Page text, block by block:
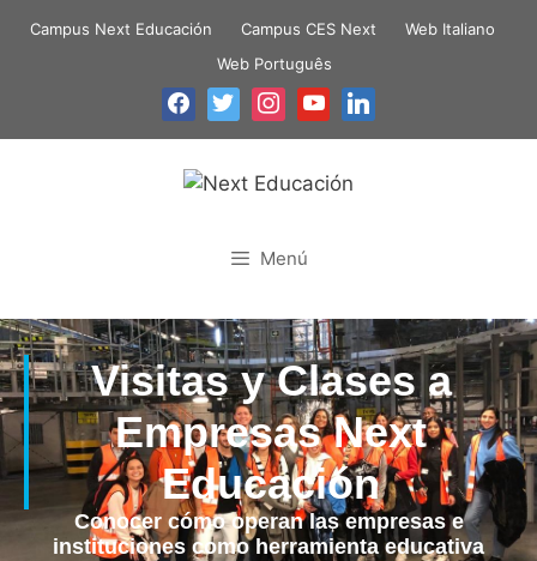
Campus Next Educación Campus CES Next
Web Italiano
Web Português
Menú
Visitas y Clases a
Empresas Next
Educación
Conocer cómo operan las empresas e
instituciones como herramienta educativa